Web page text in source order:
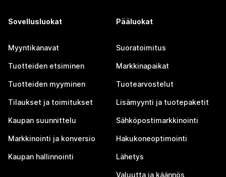
Sovellusluokat
Myyntikanavat
Tuotteiden etsiminen
Tuotteiden myyminen
Tilaukset ja toimitukset
Kaupan suunnittelu
Markkinointi ja konversio
Kaupan hallinnointi
Pääluokat
Suoratoimitus
Markkinapaikat
Tuotearvostelut
Lisämyynti ja tuotepaketit
Sähköpostimarkkinointi
Hakukoneoptimointi
Lähetys
Valuutta ja käännös